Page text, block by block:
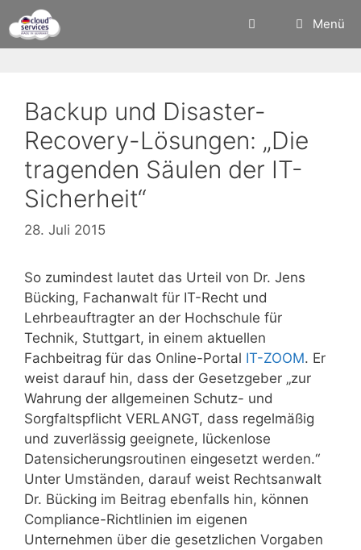
Inhalt
springen
Menü
Backup und Disaster-
Recovery-Lösungen: „Die
tragenden Säulen der IT-
Sicherheit“
28. Juli 2015
So zumindest lautet das Urteil von Dr. Jens
Bücking, Fachanwalt für IT-Recht und
Lehrbeauftragter an der Hochschule für
Technik, Stuttgart, in einem aktuellen
Fachbeitrag für das Online-Portal IT-ZOOM. Er
weist darauf hin, dass der Gesetzgeber „zur
Wahrung der allgemeinen Schutz- und
Sorgfaltspflicht VERLANGT, dass regelmäßig
und zuverlässig geeignete, lückenlose
Datensicherungsroutinen eingesetzt werden.“
Unter Umständen, darauf weist Rechtsanwalt
Dr. Bücking im Beitrag ebenfalls hin, können
Compliance-Richtlinien im eigenen
Unternehmen über die gesetzlichen Vorgaben